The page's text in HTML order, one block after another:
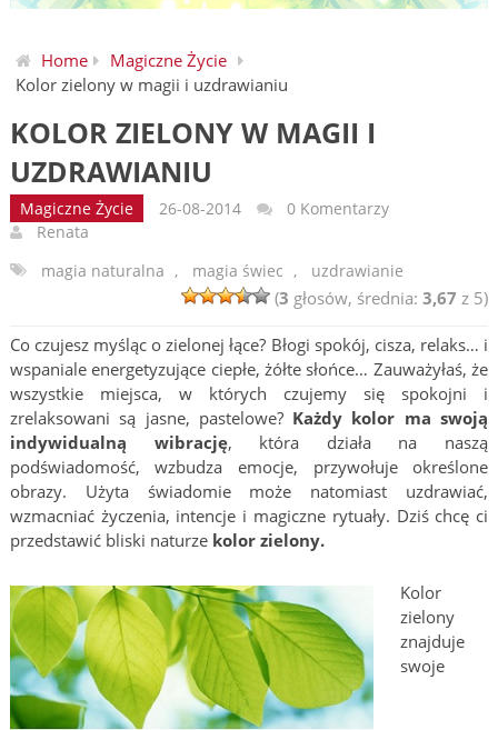
Home
Magiczne Życie
Kolor zielony w magii i uzdrawianiu
KOLOR ZIELONY W MAGII I
UZDRAWIANIU
Magiczne Życie 26-08-2014
0 Komentarzy
Renata
magia naturalna , magia świec , uzdrawianie
(3 głosów, średnia:3,67 z 5)
Co czujesz myśląc o zielonej łące? Błogi spokój, cisza, relaks… i
wspaniale energetyzujące ciepłe, żółte słońce… Zauważyłaś, że
wszystkie miejsca, w których czujemy się spokojni i
zrelaksowani są jasne, pastelowe? Każdy kolor ma swoją
indywidualną wibrację, która działa na naszą
podświadomość, wzbudza emocje, przywołuje określone
obrazy. Użyta świadomie może natomiast uzdrawiać,
wzmacniać życzenia, intencje i magiczne rytuały. Dziś chcę ci
przedstawić bliski naturzekolor zielony.
Kolor
zielony
znajduje
swoje